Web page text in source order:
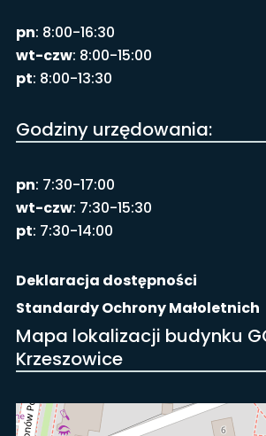
pn: 8:00-16:30
wt-czw: 8:00-15:00
pt: 8:00-13:30
Godziny urzędowania:
pn: 7:30-17:00
wt-czw: 7:30-15:30
pt: 7:30-14:00
Deklaracja dostępności
Standardy Ochrony Małoletnich
Mapa lokalizacji budynku
Krzeszowice